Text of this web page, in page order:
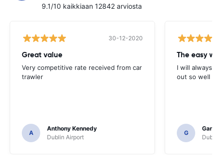
9.1/10 kaikkiaan 12842 arviosta
30-12-2020
Great value
Very competitive rate received from car
trawler
A
Anthony Kennedy
Dublin Airport
I will always
out so well
G
Gary